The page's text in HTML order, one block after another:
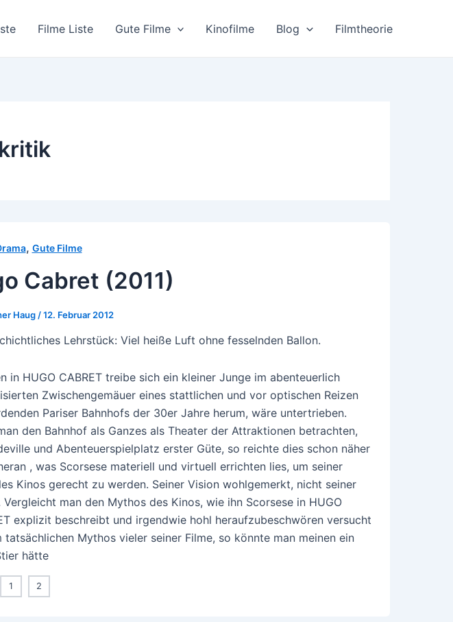
Filme Liste Gute Filme Kinofilme Blog Filmtheorie
, Gute Filme
Cabret (2011)
Haug /12. Februar 2012
Lehrstück: Viel heiße Luft ohne fesselnden Ballon.
in HUGO CABRET treibe sich ein kleiner Junge im abenteuerlich
Zwischengemäuer eines stattlichen und vor optischen Reizen
Pariser Bahnhofs der 30er Jahre herum, wäre untertrieben.
den Bahnhof als Ganzes als Theater der Attraktionen betrachten,
und Abenteuerspielplatz erster Güte, so reichte dies schon näher
, was Scorsese materiell und virtuell errichten lies, um seiner
Kinos gerecht zu werden. Seiner Vision wohlgemerkt, nicht seiner
Vergleicht man den Mythos des Kinos, wie ihn Scorsese in HUGO
explizit beschreibt und irgendwie hohl heraufzubeschwören versucht
tatsächlichen Mythos vieler seiner Filme, so könnte man meinen ein
hätte
1 2